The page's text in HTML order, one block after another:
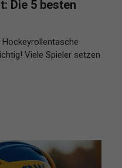
Die 5 besten
Viele Spieler setzen